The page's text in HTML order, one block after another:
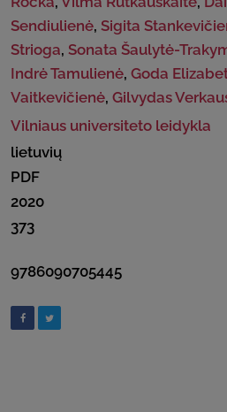
Sendiulienė, Sigita
Strioga, Sonata Šaulytė-
Indrė Tamulienė, Goda
Vaitkevičienė, Gilvydas
Vilniaus universiteto leidykla
lietuvių
PDF
2020
373
9786090705445